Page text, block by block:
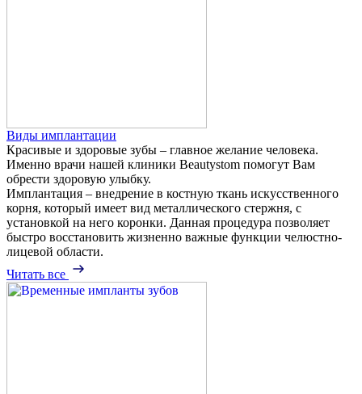
Виды имплантации
Красивые и здоровые зубы – главное желание человека.
Именно врачи нашей клиники Beautystom помогут Вам
обрести здоровую улыбку.
Имплантация – внедрение в костную ткань искусственного
корня, который имеет вид металлического стержня, с
установкой на него коронки. Данная процедура позволяет
быстро восстановить жизненно важные функции челюстно-
лицевой области.
Читать все